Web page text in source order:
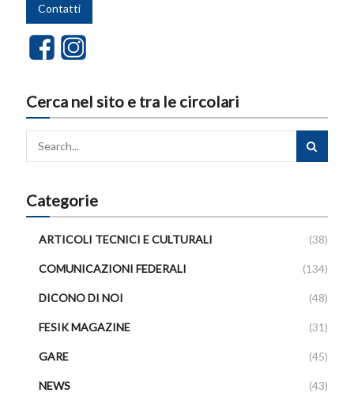
Contatti
Cerca nel sito e tra le circolari
Categorie
ARTICOLI TECNICI E CULTURALI (38)
COMUNICAZIONI FEDERALI (134)
DICONO DI NOI (48)
FESIK MAGAZINE (31)
GARE (45)
NEWS (43)